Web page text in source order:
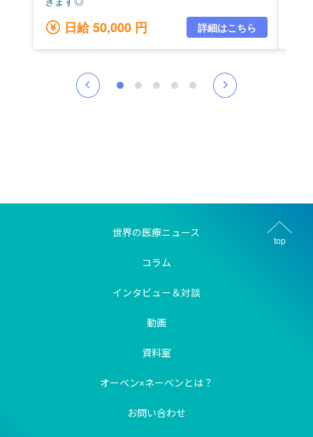
top
世界の医療ニュース
コラム
インタビュー＆対談
動画
資料室
オーベン×ネーベンとは？
お問い合わせ